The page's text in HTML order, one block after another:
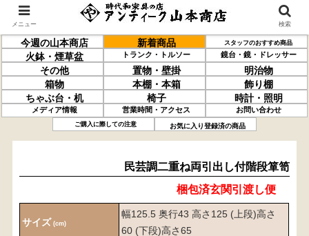
今週の山本商店 新着商品 スタッフのおすすめ商品
火鉢・煙草盆 トランク・トルソー 鏡台・鏡・ドレッサー
その他 置物・壁掛
明治物
箱物
本棚・本箱
飾り棚
ちゃぶ台・机
椅子 時計・照明
メディア情報 営業時間・アクセス お問い合わせ
ご購入に際しての注意 お気に入り登録済の商品
民芸調二重ね両引出し付階段箪笥
民芸調二重ね両引出し付階段箪笥
梱包済玄関引渡し便
サイズ (cm)
幅125.5 奥行43 高さ125 (上段)高さ
60 (下段)高さ65
メニュー 検索